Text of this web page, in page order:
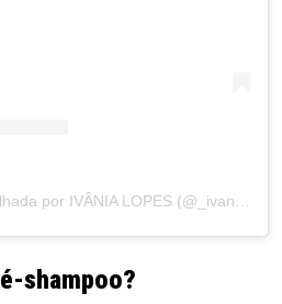
shampoo?